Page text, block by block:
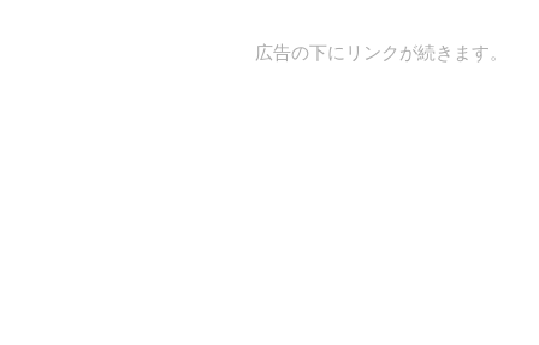
広告の下にリンクが続きます。